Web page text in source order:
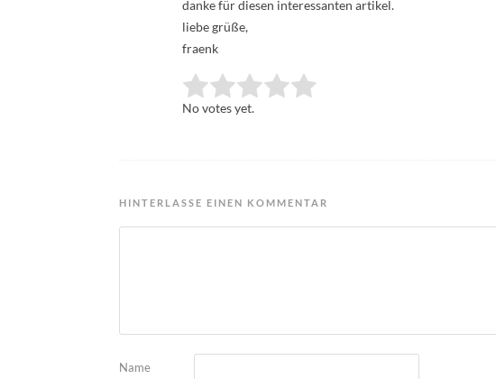
danke für diesen interessanten artikel.
liebe grüße,
fraenk
Rate this item: Submit Rating
No votes yet.
HINTERLASSE EINEN KOMMENTAR
Name